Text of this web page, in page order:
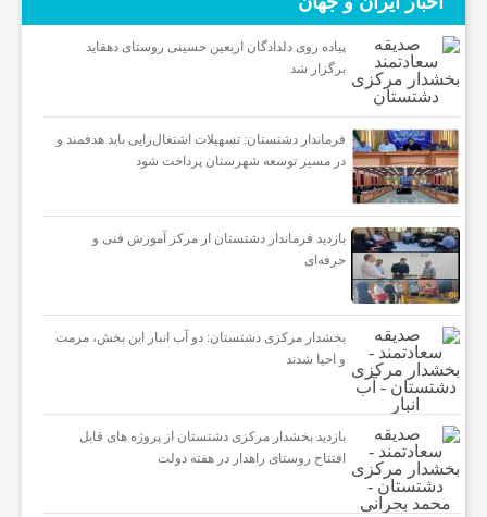
پیاده روی دلدادگان اربعین حسینی روستای دهقاید
برگزار شد
فرماندار دشتستان: تسهیلات اشتغال‌زایی باید هدفمند و
در مسیر توسعه شهرستان پرداخت شود
بازدید فرماندار دشتستان از مرکز آموزش فنی و
حرفه‌ای
بخشدار مرکزی دشتستان: دو آب انبار این بخش، مرمت
و احیا شدند
بازدید بخشدار مرکزی دشتستان از پروژه های قابل
افتتاح روستای راهدار در هفته دولت